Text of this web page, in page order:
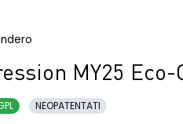
MY25 Eco-
NEOPATENTATI